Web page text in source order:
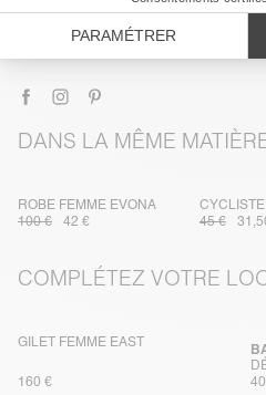
TRAÇABILITÉ
LIVRAISON ET RETOURS
DANS LA MÊME
ROBE FEMME EVONA
100 €
42 €
45 €
COMPLÉTEZ VOTRE
GILET FEMME EAST
160 €